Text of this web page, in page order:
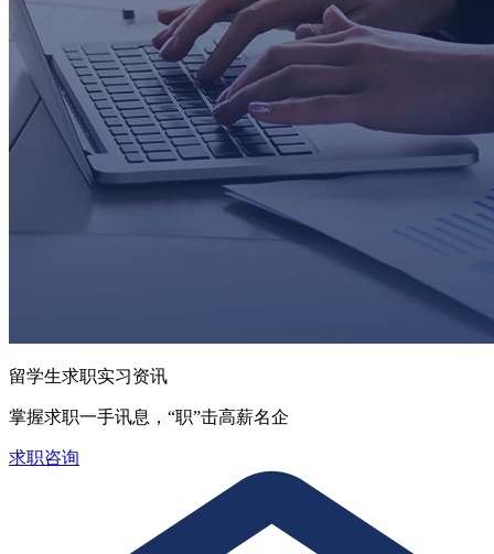
留学生求职实习资讯
掌握求职一手讯息，“职”击高薪名企
求职咨询